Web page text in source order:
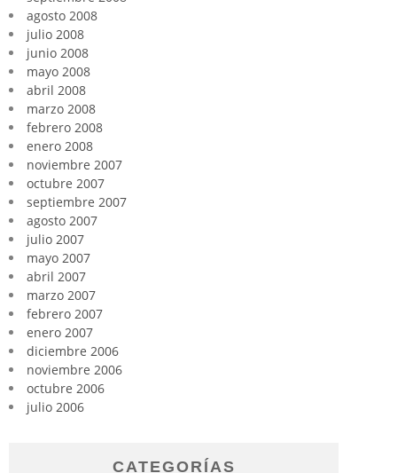
agosto 2008
julio 2008
junio 2008
mayo 2008
abril 2008
marzo 2008
febrero 2008
enero 2008
noviembre 2007
octubre 2007
septiembre 2007
agosto 2007
julio 2007
mayo 2007
abril 2007
marzo 2007
febrero 2007
enero 2007
diciembre 2006
noviembre 2006
octubre 2006
julio 2006
CATEGORÍAS